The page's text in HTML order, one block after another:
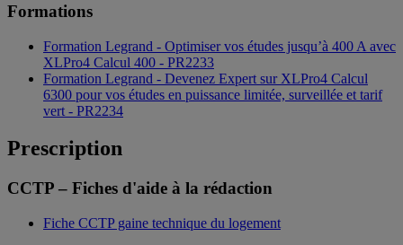
Formations
Formation Legrand - Optimiser vos études jusqu’à 400 A avec
XLPro4 Calcul 400 - PR2233
Formation Legrand - Devenez Expert sur XLPro4 Calcul
6300 pour vos études en puissance limitée, surveillée et tarif
vert - PR2234
Prescription
CCTP – Fiches d'aide à la rédaction
Fiche CCTP gaine technique du logement